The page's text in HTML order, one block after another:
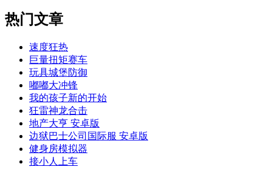
热门文章
速度狂热
巨量扭矩赛车
玩具城堡防御
嘟嘟大冲锋
我的孩子新的开始
狂雷神龙合击
地产大亨 安卓版
边狱巴士公司国际服 安卓版
健身房模拟器
接小人上车